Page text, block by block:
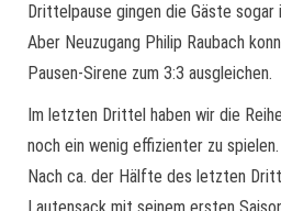
Drittelpause gingen die Gäste sogar
Aber Neuzugang Philip Raubach
Pausen-Sirene zum 3:3 ausgleichen.
Im letzten Drittel haben wir die
noch ein wenig effizienter zu
Nach ca. der Hälfte des letzten